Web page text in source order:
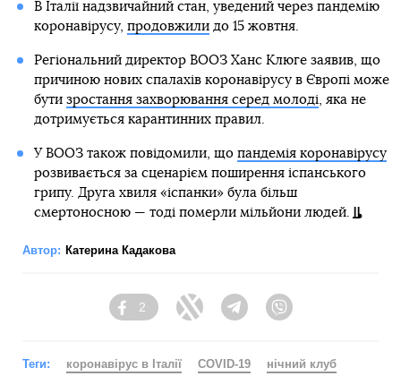
В Італії надзвичайний стан, уведений через пандемію
коронавірусу, продовжилидо 15 жовтня.
Регіональний директор ВООЗ Ханс Клюге заявив, що
причиною нових спалахів коронавірусу в Європі може
бути зростання захворювання серед молоді , яка не
дотримується карантинних правил.
У ВООЗ також повідомили, що пандемія коронавірусу
розвивається за сценарієм поширення іспанського
грипу. Друга хвиля «іспанки» була більш
смертоносною — тоді померли мільйони людей.
Автор: Катерина Кадакова
Facebook
2
Twitter TelegramViber
Теги: коронавірус в Італії COVID-19
нічний клуб